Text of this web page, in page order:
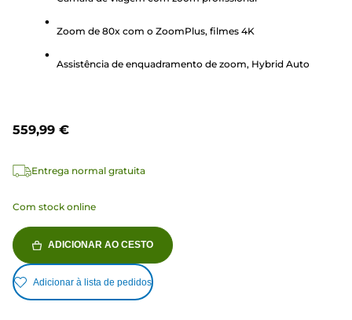
estrelas.
análises
Zoom de 80x com o ZoomPlus, filmes 4K
Assistência de enquadramento de zoom, Hybrid Auto
559,99 €
Entrega normal gratuita
Com stock online
ADICIONAR AO CESTO
Adicionar à lista de pedidos